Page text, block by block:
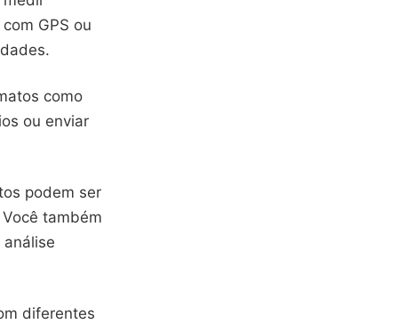
GPS ou
como
ou enviar
podem ser
também
diferentes